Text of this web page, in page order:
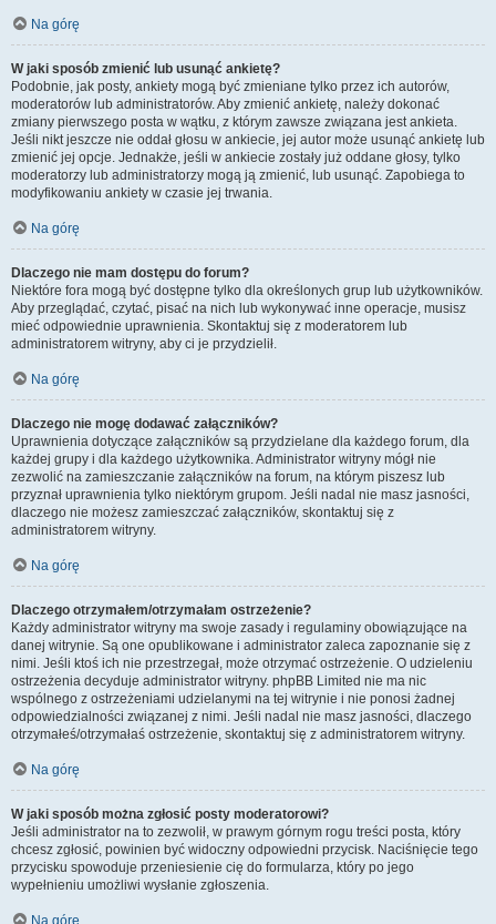
Na górę
W jaki sposób zmienić lub usunąć ankietę?
Podobnie, jak posty, ankiety mogą być zmieniane tylko przez ich autorów,
moderatorów lub administratorów. Aby zmienić ankietę, należy dokonać
zmiany pierwszego posta w wątku, z którym zawsze związana jest ankieta.
Jeśli nikt jeszcze nie oddał głosu w ankiecie, jej autor może usunąć ankietę lub
zmienić jej opcje. Jednakże, jeśli w ankiecie zostały już oddane głosy, tylko
moderatorzy lub administratorzy mogą ją zmienić, lub usunąć. Zapobiega to
modyfikowaniu ankiety w czasie jej trwania.
Na górę
Dlaczego nie mam dostępu do forum?
Niektóre fora mogą być dostępne tylko dla określonych grup lub użytkowników.
Aby przeglądać, czytać, pisać na nich lub wykonywać inne operacje, musisz
mieć odpowiednie uprawnienia. Skontaktuj się z moderatorem lub
administratorem witryny, aby ci je przydzielił.
Na górę
Dlaczego nie mogę dodawać załączników?
Uprawnienia dotyczące załączników są przydzielane dla każdego forum, dla
każdej grupy i dla każdego użytkownika. Administrator witryny mógł nie
zezwolić na zamieszczanie załączników na forum, na którym piszesz lub
przyznał uprawnienia tylko niektórym grupom. Jeśli nadal nie masz jasności,
dlaczego nie możesz zamieszczać załączników, skontaktuj się z
administratorem witryny.
Na górę
Dlaczego otrzymałem/otrzymałam ostrzeżenie?
Każdy administrator witryny ma swoje zasady i regulaminy obowiązujące na
danej witrynie. Są one opublikowane i administrator zaleca zapoznanie się z
nimi. Jeśli ktoś ich nie przestrzegał, może otrzymać ostrzeżenie. O udzieleniu
ostrzeżenia decyduje administrator witryny. phpBB Limited nie ma nic
wspólnego z ostrzeżeniami udzielanymi na tej witrynie i nie ponosi żadnej
odpowiedzialności związanej z nimi. Jeśli nadal nie masz jasności, dlaczego
otrzymałeś/otrzymałaś ostrzeżenie, skontaktuj się z administratorem witryny.
Na górę
W jaki sposób można zgłosić posty moderatorowi?
Jeśli administrator na to zezwolił, w prawym górnym rogu treści posta, który
chcesz zgłosić, powinien być widoczny odpowiedni przycisk. Naciśnięcie tego
przycisku spowoduje przeniesienie cię do formularza, który po jego
wypełnieniu umożliwi wysłanie zgłoszenia.
Na górę